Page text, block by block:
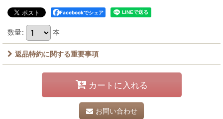
Facebookでシェア
数量: 本
返品特約に関する重要事項
カートに入れる
お問い合わせ